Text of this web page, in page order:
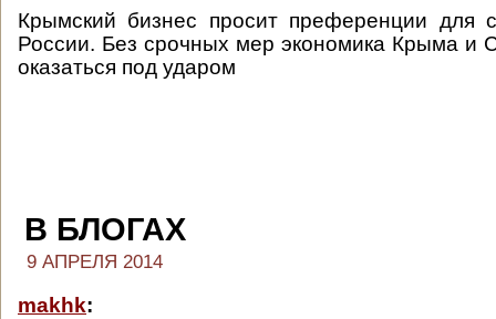
Крымский бизнес просит преференции для
России. Без срочных мер экономика Крыма и
оказаться под ударом
В БЛОГАХ
9 АПРЕЛЯ 2014
makhk: